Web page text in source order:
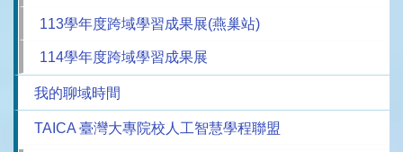
113學年度跨域學習成果展(燕巢站)
114學年度跨域學習成果展
我的聊域時間
TAICA 臺灣大專院校人工智慧學程聯盟